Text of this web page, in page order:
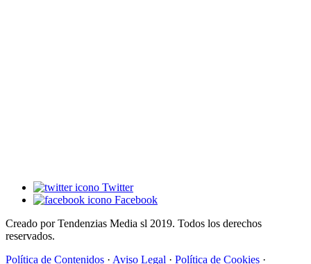
Twitter
Facebook
Creado por Tendenzias Media sl 2019. Todos los derechos
reservados.
Política de Contenidos · Aviso Legal · Política de Cookies ·